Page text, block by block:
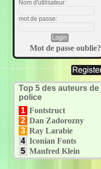
Nom d'utilisateur:
mot de passe:
Mot de passe oublie?
Top 5 des auteurs de
police
1 Fontstruct
2 Dan Zadorozny
3 Ray Larabie
4 Iconian Fonts
5 Manfred Klein